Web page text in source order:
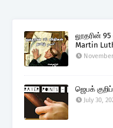
லூதரின்
Martin
ஜெபக்
July 30,